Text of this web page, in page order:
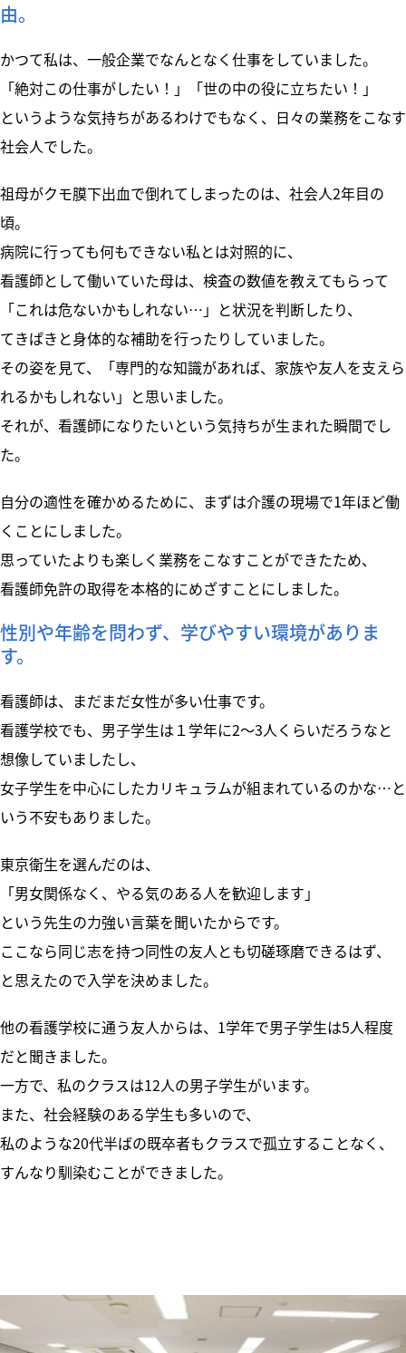
由。
かつて私は、一般企業でなんとなく仕事をしていました。
「絶対この仕事がしたい！」「世の中の役に立ちたい！」
というような気持ちがあるわけでもなく、日々の業務をこなす
社会人でした。
祖母がクモ膜下出血で倒れてしまったのは、社会人2年目の
頃。
病院に行っても何もできない私とは対照的に、
看護師として働いていた母は、検査の数値を教えてもらって
「これは危ないかもしれない…」と状況を判断したり、
てきぱきと身体的な補助を行ったりしていました。
その姿を見て、「専門的な知識があれば、家族や友人を支えら
れるかもしれない」と思いました。
それが、看護師になりたいという気持ちが生まれた瞬間でし
た。
自分の適性を確かめるために、まずは介護の現場で1年ほど働
くことにしました。
思っていたよりも楽しく業務をこなすことができたため、
看護師免許の取得を本格的にめざすことにしました。
性別や年齢を問わず、学びやすい環境がありま
す。
看護師は、まだまだ女性が多い仕事です。
看護学校でも、男子学生は１学年に2～3人くらいだろうなと
想像していましたし、
女子学生を中心にしたカリキュラムが組まれているのかな…と
いう不安もありました。
東京衛生を選んだのは、
「男女関係なく、やる気のある人を歓迎します」
という先生の力強い言葉を聞いたからです。
ここなら同じ志を持つ同性の友人とも切磋琢磨できるはず、
と思えたので入学を決めました。
他の看護学校に通う友人からは、1学年で男子学生は5人程度
だと聞きました。
一方で、私のクラスは12人の男子学生がいます。
また、社会経験のある学生も多いので、
私のような20代半ばの既卒者もクラスで孤立することなく、
すんなり馴染むことができました。